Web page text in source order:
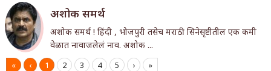
अशोक समर्थ
अशोक समर्थ ! हिंदी , भोजपुरी तसेच मराठी सिनेसृष्टीतील एक कमी
वेळात नावाजलेलं नाव. अशोक ...
« ‹ 1 2 3 4 5 › »